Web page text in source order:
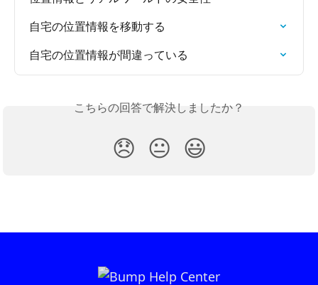
自宅の位置情報を移動する
自宅の位置情報が間違っている
こちらの回答で解決しましたか？
😞 😐 😃